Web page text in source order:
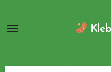
contenuto